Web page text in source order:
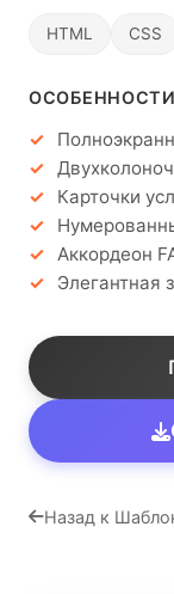
HTML CSS
ОСОБЕННОСТИ
Карточки
Аккордеон
Элегантная
Назад к